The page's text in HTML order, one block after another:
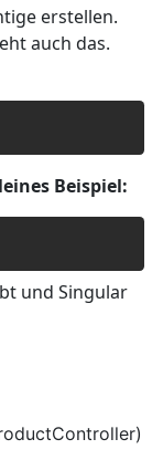
erstellen.
auch das.
Beispiel:
und Singular